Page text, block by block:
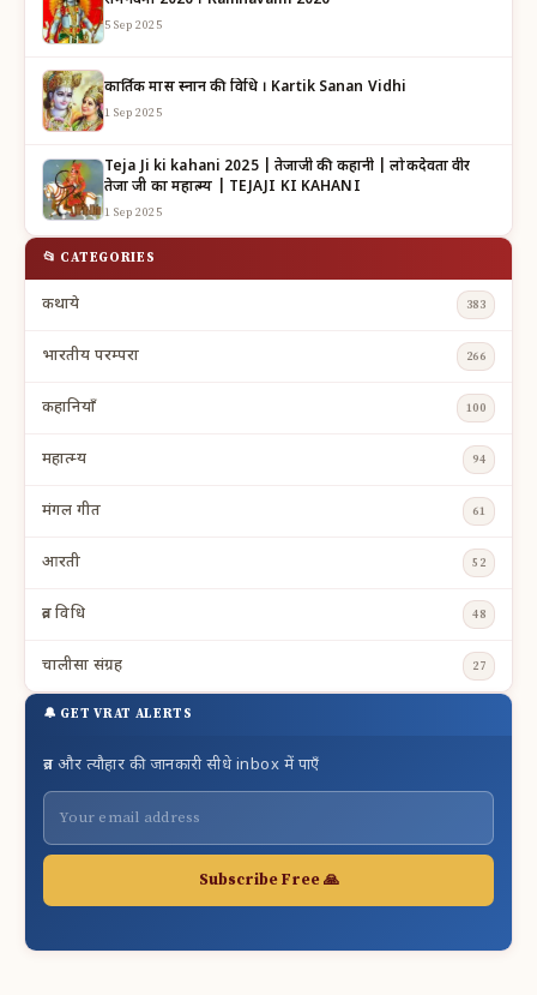
5 Sep 2025
कार्तिक मास स्नान की विधि । Kartik Sanan Vidhi
1 Sep 2025
Teja Ji ki kahani 2025 | तेजाजी की कहानी | लोकदेवता वीर
तेजा जी का महात्म्य | TEJAJI KI KAHANI
1 Sep 2025
📂 CATEGORIES
कथाये 383
भारतीय परम्परा 266
कहानियाँ 100
महात्म्य 94
मंगल गीत 61
आरती 52
व्रत विधि 48
चालीसा संग्रह 27
🔔 GET VRAT ALERTS
व्रत और त्यौहार की जानकारी सीधे inbox में पाएँ
Subscribe Free 🙏